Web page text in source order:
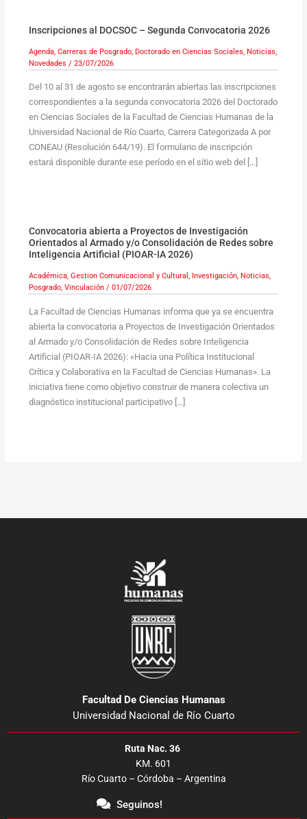
Inscripciones al DOCSOC – Segunda Convocatoria 2026
Agenda, Carreras de Posgrado, Doctorado en Ciencias Sociales Noticias
Novedades / 23/07/2026
Del 10 al 31 de agosto se encontrarán abiertas las inscripciones
correspondientes a la segunda convocatoria 2026 del Doctorado
en Ciencias Sociales de la Facultad de Ciencias Humanas de la
Universidad Nacional de Río Cuarto, Carrera Categorizada A por
CONEAU (Resolución 644/19). El formulario de inscripción
estará disponible durante ese período en el sitio web del […]
Convocatoria abierta a Proyectos de Investigación
Orientados al Armado y/o Consolidación de Redes sobre
Inteligencia Artificial (PIOAR-IA 2026)
Académica, Gestion Comunicacional y Cultural , Investigación, Noticias,
Posgrado, Vinculación/ 01/07/2026
La Facultad de Ciencias Humanas informa que ya se encuentra
abierta la convocatoria a Proyectos de Investigación Orientados
al Armado y/o Consolidación de Redes sobre Inteligencia
Artificial (PIOAR-IA 2026): «Hacia una Política Institucional
Crítica y Colaborativa en la Facultad de Ciencias Humanas». La
iniciativa tiene como objetivo construir de manera colectiva un
diagnóstico institucional participativo […]
Facultad De Ciencias Humanas
Universidad Nacional de Río Cuarto
Ruta Nac. 36
KM. 601
Río Cuarto – Córdoba – Argentina
Seguinos!